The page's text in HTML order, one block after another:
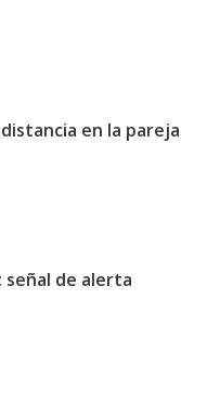
en la pareja
señal de alerta